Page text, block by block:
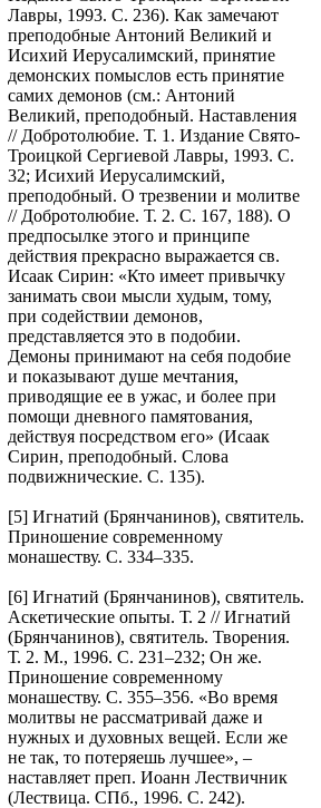
Лавры, 1993. С. 236). Как замечают
преподобные Антоний Великий и
Исихий Иерусалимский, принятие
демонских помыслов есть принятие
самих демонов (см.: Антоний
Великий, преподобный. Наставления
// Добротолюбие. Т. 1. Издание Свято-
Троицкой Сергиевой Лавры, 1993. С.
32; Исихий Иерусалимский,
преподобный. О трезвении и молитве
// Добротолюбие. Т. 2. С. 167, 188). О
предпосылке этого и принципе
действия прекрасно выражается св.
Исаак Сирин: «Кто имеет привычку
занимать свои мысли худым, тому,
при содействии демонов,
представляется это в подобии.
Демоны принимают на себя подобие
и показывают душе мечтания,
приводящие ее в ужас, и более при
помощи дневного памятования,
действуя посредством его» (Исаак
Сирин, преподобный. Слова
подвижнические. С. 135).
[5] Игнатий (Брянчанинов), святитель.
Приношение современному
монашеству. С. 334–335.
[6] Игнатий (Брянчанинов), святитель.
Аскетические опыты. Т. 2 // Игнатий
(Брянчанинов), святитель. Творения.
Т. 2. М., 1996. С. 231–232; Он же.
Приношение современному
монашеству. С. 355–356. «Во время
молитвы не рассматривай даже и
нужных и духовных вещей. Если же
не так, то потеряешь лучшее», –
наставляет преп. Иоанн Лествичник
(Лествица. СПб., 1996. С. 242).